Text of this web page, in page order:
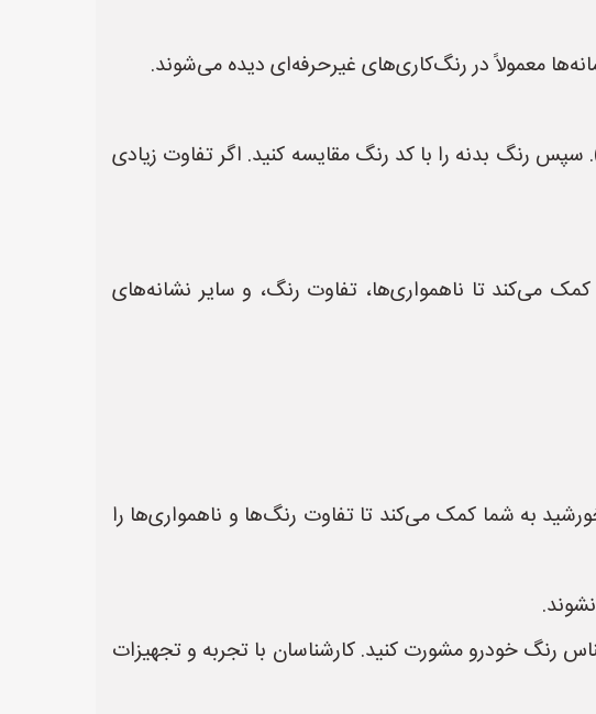
معمولاً در رنگ‌کاری‌های غیرحرفه‌ای دیده می‌شوند.
سپس رنگ بدنه را با کد رنگ مقایسه کنید. اگر تفاوت زیادی
می‌کند تا ناهمواری‌ها، تفاوت رنگ، و سایر نشانه‌های
به شما کمک می‌کند تا تفاوت رنگ‌ها و ناهمواری‌ها را
رنگ خودرو مشورت کنید. کارشناسان با تجربه و تجهیزات